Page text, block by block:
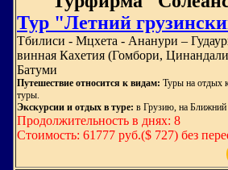
Тур "Летний
Тбилиси - Мцхета - Ананури –
винная Кахетия (Гомбори,
Батуми
Путешествие относится к видам: Туры на отдых
туры.
Экскурсии и отдых в туре: в Грузию, на Ближний
Продолжительность в днях: 8
Стоимость: 61777 руб.($ 727) без